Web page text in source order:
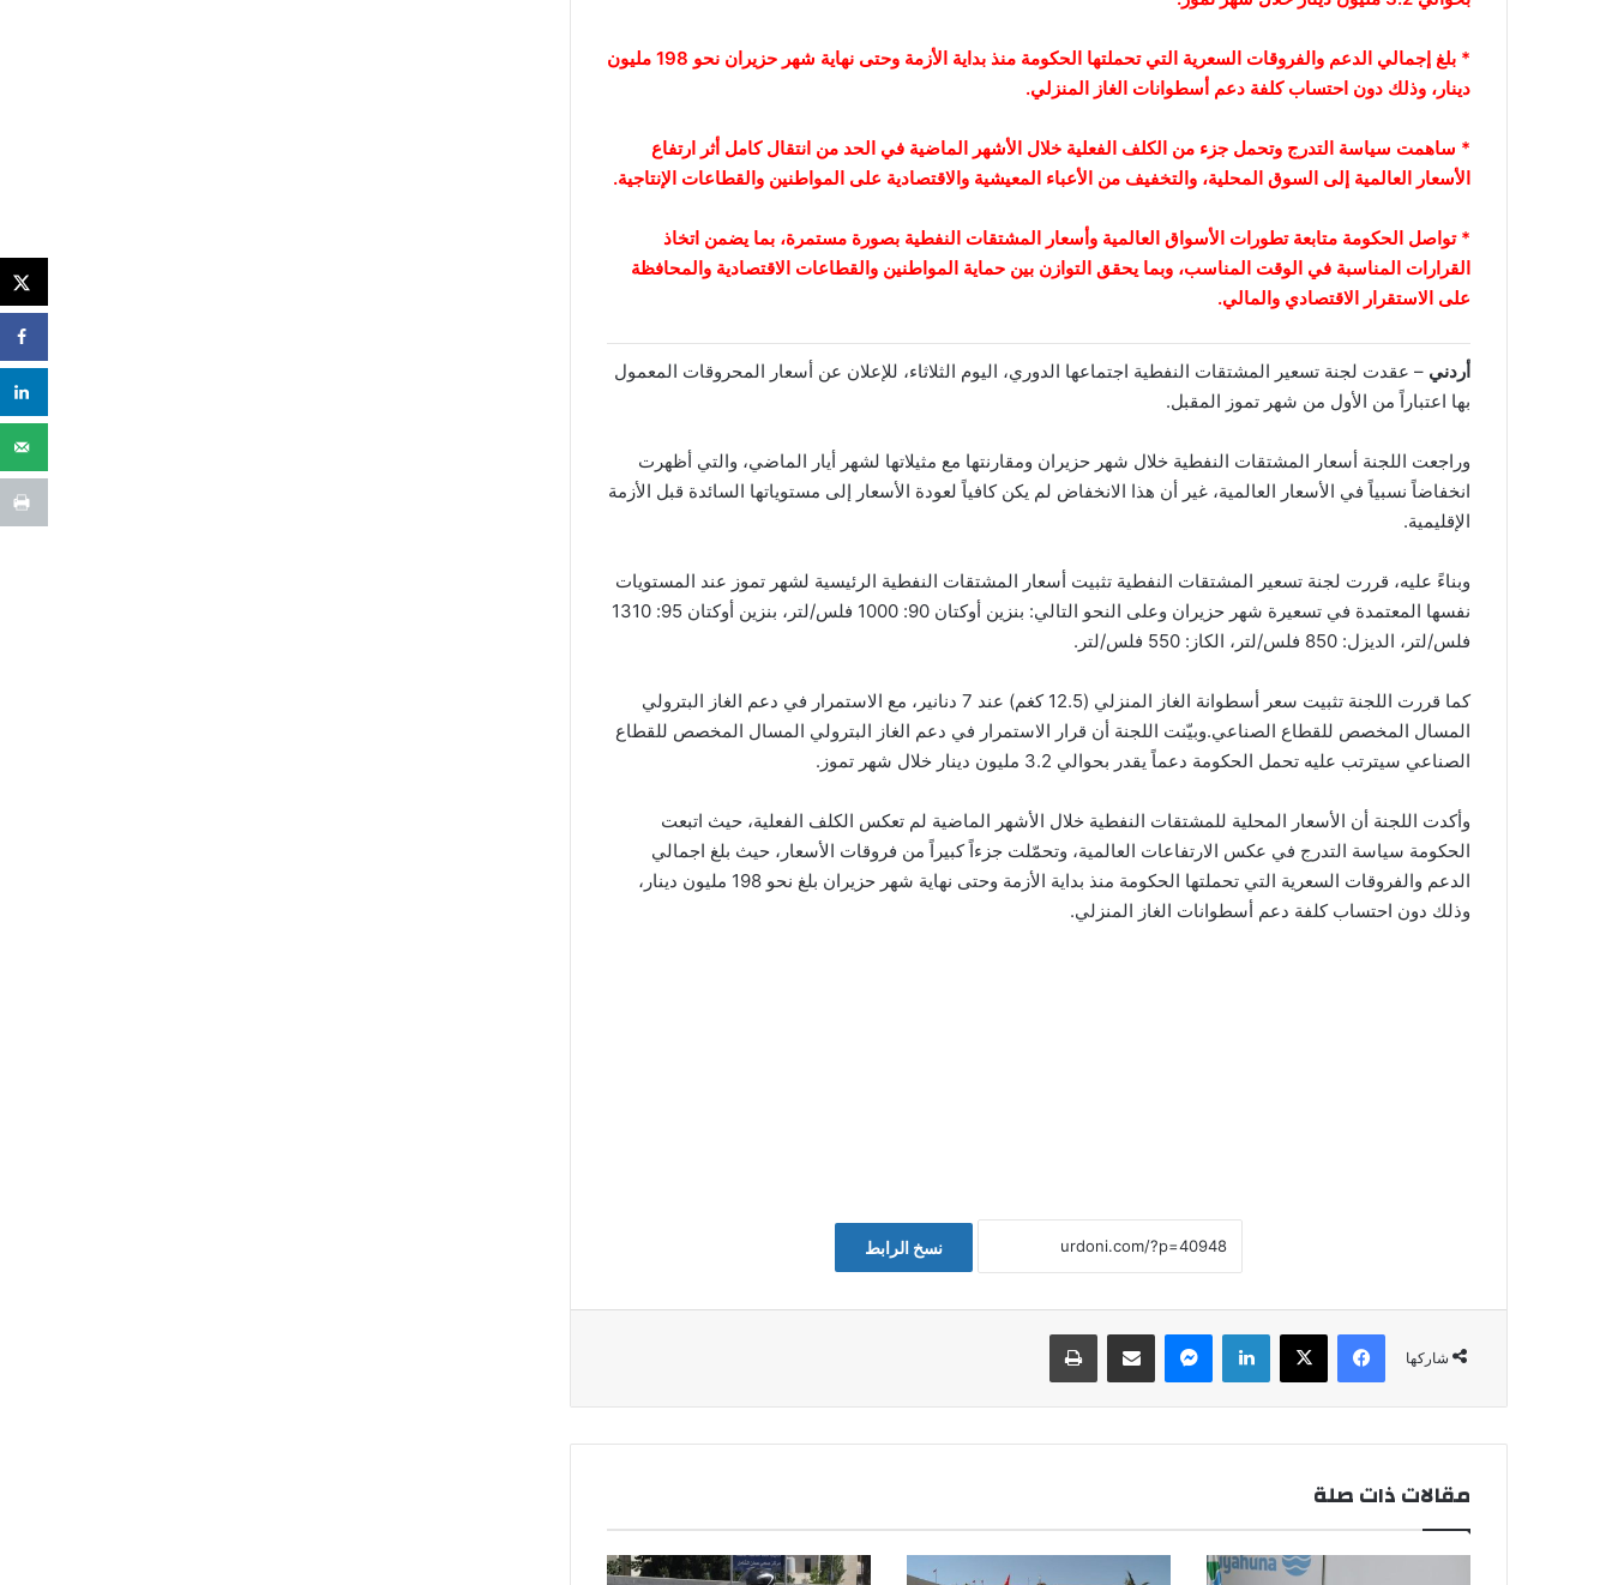
* بلغ إجمالي الدعم والفروقات السعرية التي تحملتها الحكومة منذ بداية الأزمة وحتى نهاية شهر حزيران نحو 198 مليون
دينار، وذلك دون احتساب كلفة دعم أسطوانات الغاز المنزلي.
* ساهمت سياسة التدرج وتحمل جزء من الكلف الفعلية خلال الأشهر الماضية في الحد من انتقال كامل أثر ارتفاع
الأسعار العالمية إلى السوق المحلية، والتخفيف من الأعباء المعيشية والاقتصادية على المواطنين والقطاعات الإنتاجية.
* تواصل الحكومة متابعة تطورات الأسواق العالمية وأسعار المشتقات النفطية بصورة مستمرة، بما يضمن اتخاذ
القرارات المناسبة في الوقت المناسب، وبما يحقق التوازن بين حماية المواطنين والقطاعات الاقتصادية والمحافظة
على الاستقرار الاقتصادي والمالي.
أردني – عقدت لجنة تسعير المشتقات النفطية اجتماعها الدوري، اليوم الثلاثاء، للإعلان عن أسعار المحروقات المعمول
بها اعتباراً من الأول من شهر تموز المقبل.
وراجعت اللجنة أسعار المشتقات النفطية خلال شهر حزيران ومقارنتها مع مثيلاتها لشهر أيار الماضي، والتي أظهرت
انخفاضاً نسبياً في الأسعار العالمية، غير أن هذا الانخفاض لم يكن كافياً لعودة الأسعار إلى مستوياتها السائدة قبل الأزمة
الإقليمية.
وبناءً عليه، قررت لجنة تسعير المشتقات النفطية تثبيت أسعار المشتقات النفطية الرئيسية لشهر تموز عند المستويات
نفسها المعتمدة في تسعيرة شهر حزيران وعلى النحو التالي: بنزين أوكتان 90: 1000 فلس/لتر، بنزين أوكتان 95: 1310
فلس/لتر، الديزل: 850 فلس/لتر، الكاز: 550 فلس/لتر.
كما قررت اللجنة تثبيت سعر أسطوانة الغاز المنزلي (12.5 كغم) عند 7 دنانير، مع الاستمرار في دعم الغاز البترولي
المسال المخصص للقطاع الصناعي.وبيّنت اللجنة أن قرار الاستمرار في دعم الغاز البترولي المسال المخصص للقطاع
الصناعي سيترتب عليه تحمل الحكومة دعماً يقدر بحوالي 3.2 مليون دينار خلال شهر تموز.
وأكدت اللجنة أن الأسعار المحلية للمشتقات النفطية خلال الأشهر الماضية لم تعكس الكلف الفعلية، حيث اتبعت
الحكومة سياسة التدرج في عكس الارتفاعات العالمية، وتحمّلت جزءاً كبيراً من فروقات الأسعار، حيث بلغ اجمالي
الدعم والفروقات السعرية التي تحملتها الحكومة منذ بداية الأزمة وحتى نهاية شهر حزيران بلغ نحو 198 مليون دينار،
وذلك دون احتساب كلفة دعم أسطوانات الغاز المنزلي.
نسخ الرابط
شاركها
فيسبوك لينكدإن
مقالات ذات صلة